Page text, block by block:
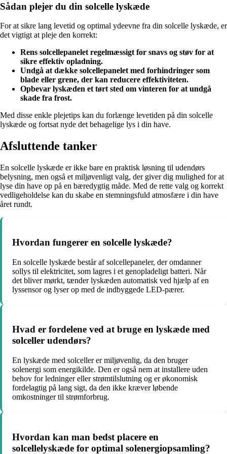
Sådan plejer du din solcelle lyskæde
For at sikre lang levetid og optimal ydeevne fra din solcelle lyskæde, er
det vigtigt at pleje den korrekt:
Rens solcellepanelet regelmæssigt for snavs og støv for at
sikre effektiv opladning.
Undgå at dække solcellepanelet med forhindringer som
blade eller grene, der kan reducere effektiviteten.
Opbevar lyskæden et tørt sted om vinteren for at undgå
skade fra frost.
Med disse enkle plejetips kan du forlænge levetiden på din solcelle
lyskæde og fortsat nyde det behagelige lys i din have.
Afsluttende tanker
En solcelle lyskæde er ikke bare en praktisk løsning til udendørs
belysning, men også et miljøvenligt valg, der giver dig mulighed for at
lyse din have op på en bæredygtig måde. Med de rette valg og korrekt
vedligeholdelse kan du skabe en stemningsfuld atmosfære i din have
året rundt.
Hvordan fungerer en solcelle lyskæde?
En solcelle lyskæde består af solcellepaneler, der omdanner
sollys til elektricitet, som lagres i et genopladeligt batteri. Når
det bliver mørkt, tænder lyskæden automatisk ved hjælp af en
lyssensor og lyser op med de indbyggede LED-pærer.
Hvad er fordelene ved at bruge en lyskæde med
solceller udendørs?
En lyskæde med solceller er miljøvenlig, da den bruger
solenergi som energikilde. Den er også nem at installere uden
behov for ledninger eller strømtilslutning og er økonomisk
fordelagtig på lang sigt, da den ikke kræver løbende
omkostninger til strømforbrug.
Hvordan kan man bedst placere en
solcellelyskæde for optimal solenergiopsamling?